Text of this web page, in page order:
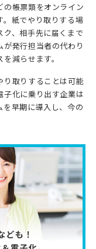
の帳票類をオンライン
。紙でやり取りする場
、相手先に届くまで
発行担当者の代わり
減らせます。
り取りすることは可能
子化に乗り出す企業は
早期に導入し、今の